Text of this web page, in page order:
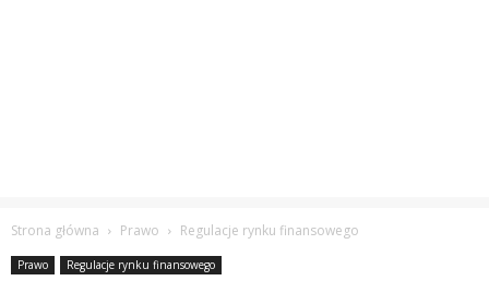
Strona główna Prawo Regulacje rynku finansowego
Prawo Regulacje rynku finansowego